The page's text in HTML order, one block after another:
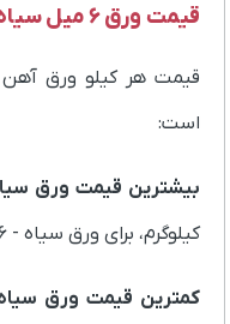
قیمت ورق 6 میل سیاه امروز 18 مرداد
قیمت هر کیلو ورق
است:
بیشترین قیمت ورق سیاه 6
کیلوگرم، برای ورق سیاه - 6 - فولاد مبارکه - 600x150
کمترین قیمت ورق سیاه 6